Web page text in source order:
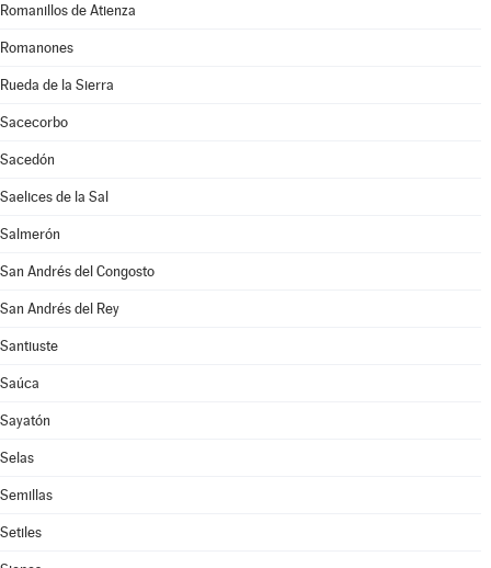
Romanillos de Atienza
Romanones
Rueda de la Sierra
Sacecorbo
Sacedón
Saelices de la Sal
Salmerón
San Andrés del Congosto
San Andrés del Rey
Santiuste
Saúca
Sayatón
Selas
Semillas
Setiles